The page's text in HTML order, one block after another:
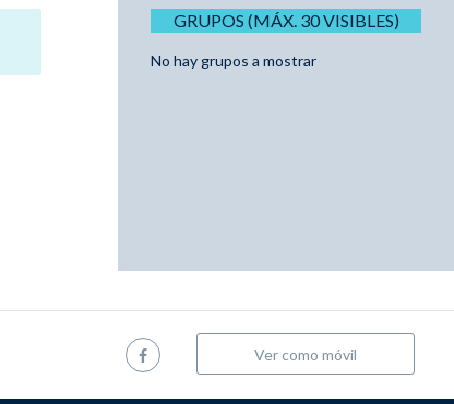
GRUPOS (MÁX. 30 VISIBLES)
No hay grupos a mostrar